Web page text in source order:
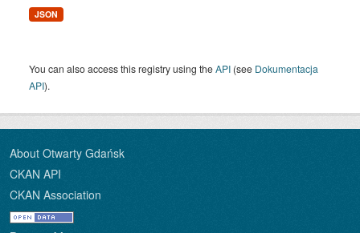
JSON
You can also access this registry using theAPI (see Dokumentacja
API).
About Otwarty Gdańsk
CKAN API
CKAN Association